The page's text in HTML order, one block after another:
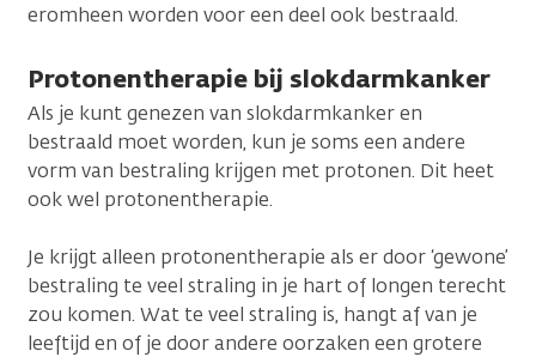
eromheen worden voor een deel ook bestraald.
Protonentherapie bij slokdarmkanker
Als je kunt genezen van slokdarmkanker en
bestraald moet worden, kun je soms een andere
vorm van bestraling krijgen met protonen. Dit heet
ook wel protonentherapie.
Je krijgt alleen protonentherapie als er door ‘gewone’
bestraling te veel straling in je hart of longen terecht
zou komen. Wat te veel straling is, hangt af van je
leeftijd en of je door andere oorzaken een grotere